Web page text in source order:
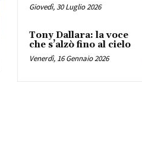
Giovedì, 30 Luglio 2026
Tony Dallara: la voce
che s’alzò fino al cielo
Venerdì, 16 Gennaio 2026